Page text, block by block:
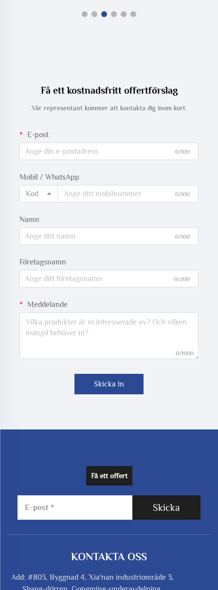
Få ett kostnadsfritt offertförslag
Vår representant kommer att kontakta dig inom kort.
E-post
0/100
Mobil / WhatsApp
Kod
0/100
Namn
0/100
Företagsnamn
0/200
Meddelande
0/1000
Skicka in
Få ett offert
Skicka
KONTAKTA OSS
Add: #803, Byggnad 4, Xia'nan industriområde 3,